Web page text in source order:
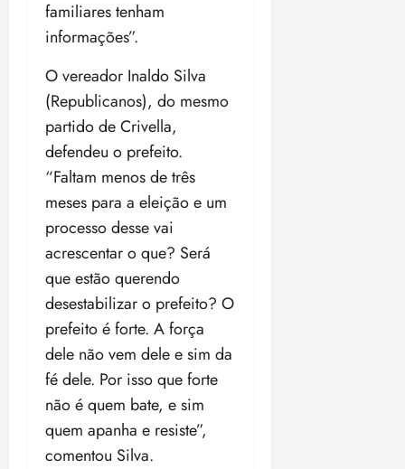
familiares tenham
informações”.
O vereador Inaldo Silva
(Republicanos), do mesmo
partido de Crivella,
defendeu o prefeito.
“Faltam menos de três
meses para a eleição e um
processo desse vai
acrescentar o que? Será
que estão querendo
desestabilizar o prefeito? O
prefeito é forte. A força
dele não vem dele e sim da
fé dele. Por isso que forte
não é quem bate, e sim
quem apanha e resiste”,
comentou Silva.